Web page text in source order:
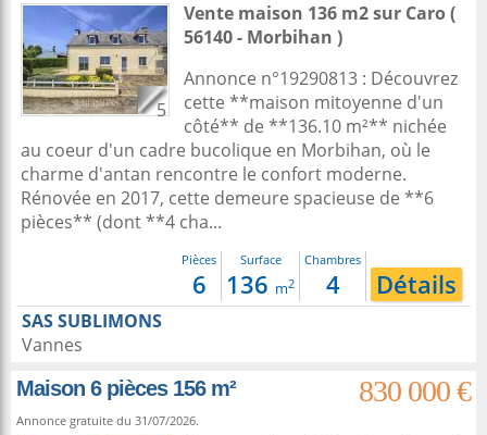
5
Vente maison 136 m2sur Caro(
56140 - Morbihan )
Annonce n°19290813 : Découvrez
cette **maison mitoyenne d'un
côté** de **136.10 m²** nichée
au coeur d'un cadre bucolique en Morbihan, où le
charme d'antan rencontre le confort moderne.
Rénovée en 2017, cette demeure spacieuse de **6
pièces** (dont **4 cha...
Pièces
6
Surface
136 m2
Chambres
4 Détails
SAS SUBLIMONS
Vannes
Maison 6 pièces 156 m²
830 000 €
Annonce gratuite du 31/07/2026.